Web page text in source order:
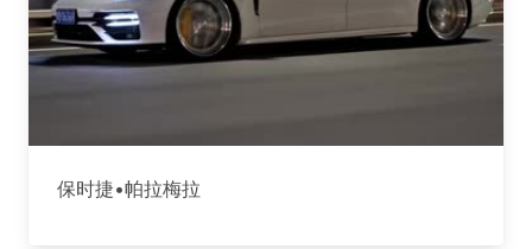
保时捷•帕拉梅拉